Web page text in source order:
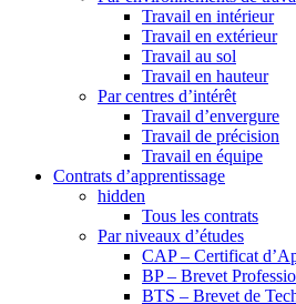
Travail en intérieur
Travail en extérieur
Travail au sol
Travail en hauteur
Par centres d’intérêt
Travail d’envergure
Travail de précision
Travail en équipe
Contrats d’apprentissage
hidden
Tous les contrats
Par niveaux d’études
CAP – Certificat
BP – Brevet
BTS – Brevet de